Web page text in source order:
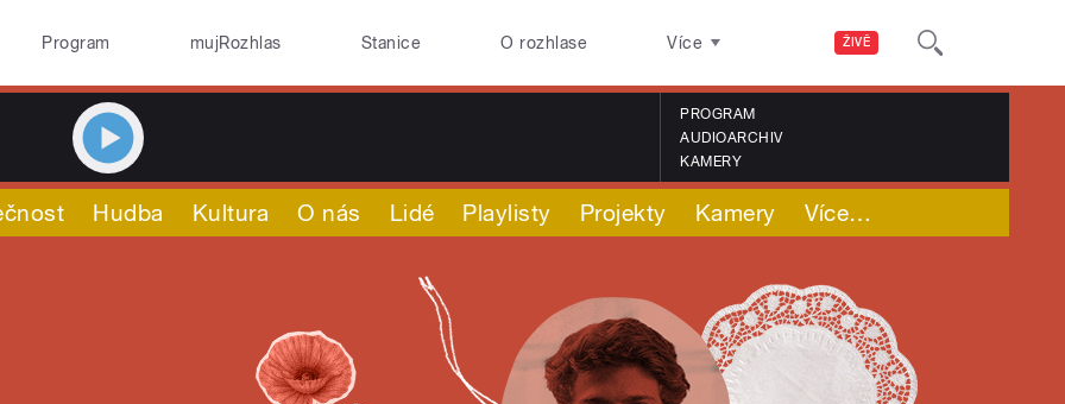
ŽIVĚ
Program mujRozhlas Stanice O rozhlase Více
PROGRAM
AUDIOARCHIV
KAMERY
Hudba Kultura O nás Lidé Playlisty Projekty Kamery Více…